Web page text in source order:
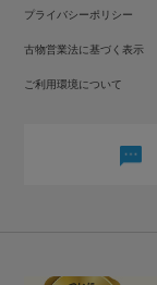
プライバシーポリシー
古物営業法に基づく表示
ご利用環境について